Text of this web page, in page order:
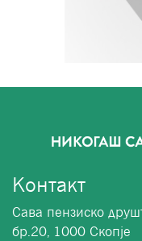
Контакт
Сава пензиско
бр.20, 1000 Скопје